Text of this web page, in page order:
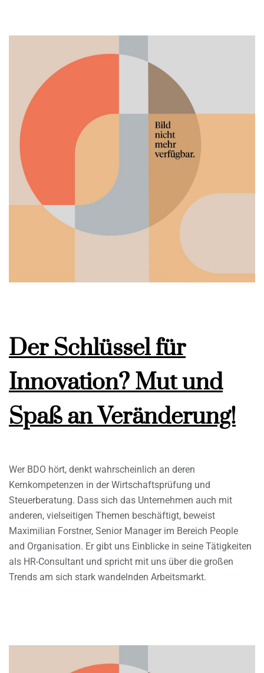
Der Schlüssel für
Innovation? Mut und
Spaß an Veränderung!
Wer BDO hört, denkt wahrscheinlich an deren
Kernkompetenzen in der Wirtschaftsprüfung und
Steuerberatung. Dass sich das Unternehmen auch mit
anderen, vielseitigen Themen beschäftigt, beweist
Maximilian Forstner, Senior Manager im Bereich People
and Organisation. Er gibt uns Einblicke in seine Tätigkeiten
als HR-Consultant und spricht mit uns über die großen
Trends am sich stark wandelnden Arbeitsmarkt.